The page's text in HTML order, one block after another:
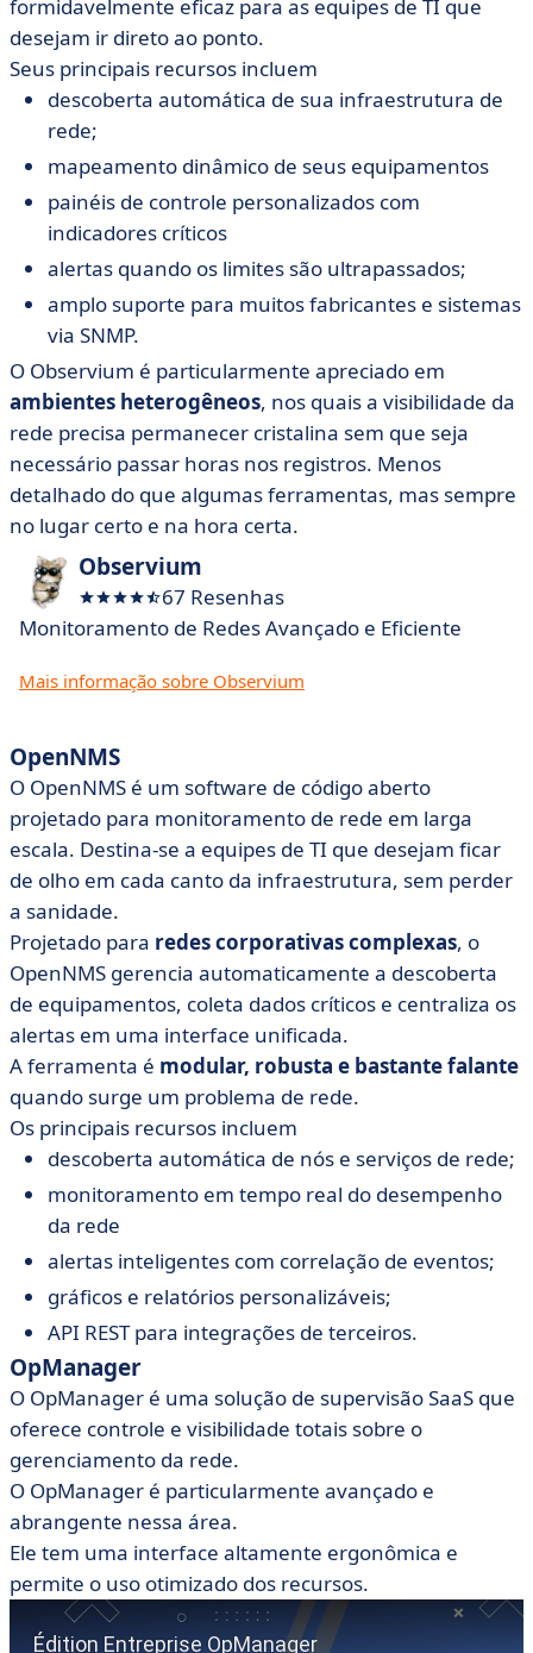
formidavelmente eficaz para as equipes de TI que
desejam ir direto ao ponto.
Seus principais recursos incluem
descoberta automática de sua infraestrutura de
rede;
mapeamento dinâmico de seus equipamentos
painéis de controle personalizados com
indicadores críticos
alertas quando os limites são ultrapassados;
amplo suporte para muitos fabricantes e sistemas
via SNMP.
O Observium é particularmente apreciado em
ambientes heterogêneos, nos quais a visibilidade da
rede precisa permanecer cristalina sem que seja
necessário passar horas nos registros. Menos
detalhado do que algumas ferramentas, mas sempre
no lugar certo e na hora certa.
Observium
67 Resenhas
Monitoramento de Redes Avançado e Eficiente
Mais informação sobre Observium
OpenNMS
O OpenNMS é um software de código aberto
projetado para monitoramento de rede em larga
escala. Destina-se a equipes de TI que desejam ficar
de olho em cada canto da infraestrutura, sem perder
a sanidade.
Projetado para redes corporativas complexas, o
OpenNMS gerencia automaticamente a descoberta
de equipamentos, coleta dados críticos e centraliza os
alertas em uma interface unificada.
A ferramenta é modular, robusta e bastante falante
quando surge um problema de rede.
Os principais recursos incluem
descoberta automática de nós e serviços de rede;
monitoramento em tempo real do desempenho
da rede
alertas inteligentes com correlação de eventos;
gráficos e relatórios personalizáveis;
API REST para integrações de terceiros.
OpManager
O OpManager é uma solução de supervisão SaaS que
oferece controle e visibilidade totais sobre o
gerenciamento da rede.
O OpManager é particularmente avançado e
abrangente nessa área.
Ele tem uma interface altamente ergonômica e
permite o uso otimizado dos recursos.